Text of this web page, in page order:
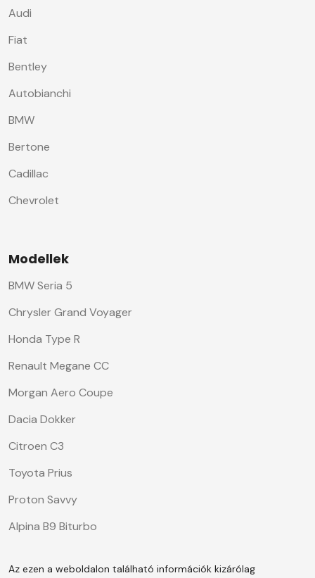
Audi
Fiat
Bentley
Autobianchi
BMW
Bertone
Cadillac
Chevrolet
Modellek
BMW Seria 5
Chrysler Grand Voyager
Honda Type R
Renault Megane CC
Morgan Aero Coupe
Dacia Dokker
Citroen C3
Toyota Prius
Proton Savvy
Alpina B9 Biturbo
Az ezen a weboldalon található információk kizárólag